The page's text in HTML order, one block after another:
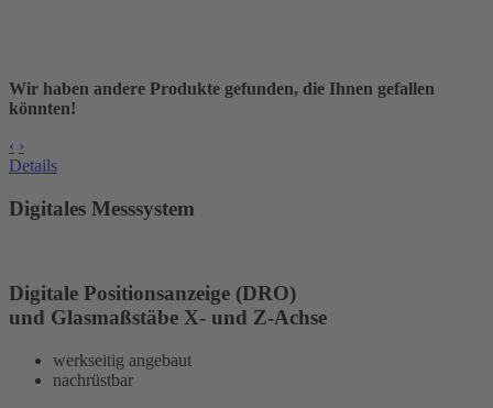
Wir haben andere Produkte gefunden, die Ihnen gefallen
könnten!
‹ ›
Details
Digitales Messsystem
Digitale Positionsanzeige (DRO)
und Glasmaßstäbe X- und Z-Achse
werkseitig angebaut
nachrüstbar